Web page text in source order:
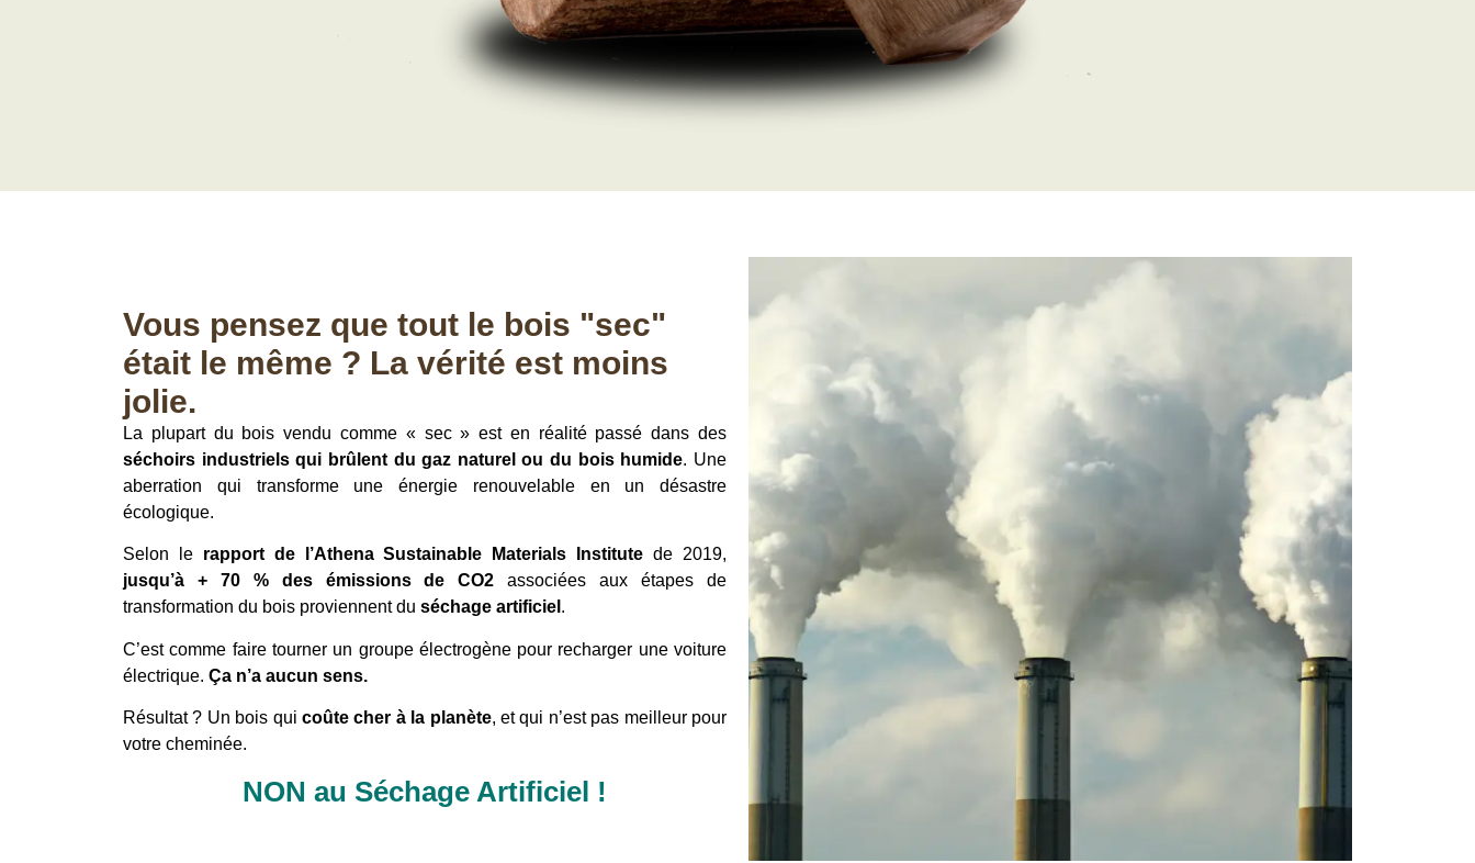
Vous pensez que tout le bois "sec"
était le même ? La vérité est moins
jolie.
La plupart du bois vendu comme « sec » est en réalité passé dans des
séchoirs industriels qui brûlent du gaz naturel ou du bois humide. Une
aberration qui transforme une énergie renouvelable en un désastre
écologique.
Selon le rapport de l’Athena Sustainable Materials Institute de 2019,
jusqu’à + 70 % des émissions de CO2 associées aux étapes de
transformation du bois proviennent du séchage artificiel .
C’est comme faire tourner un groupe électrogène pour recharger une voiture
électrique. Ça n’a aucun sens.
Résultat ? Un bois qui coûte cher à la planète, et qui n’est pas meilleur pour
votre cheminée.
NON au Séchage Artificiel !